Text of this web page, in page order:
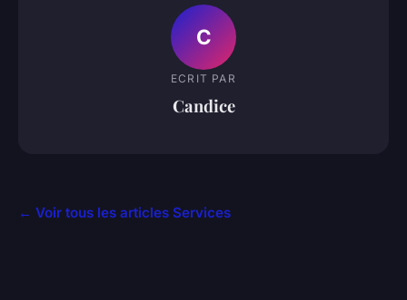
C
ECRIT PAR
Candice
← Voir tous les articles Services